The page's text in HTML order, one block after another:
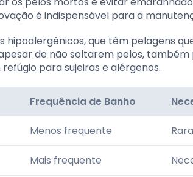
é indispensável para a
hipoalergênicos, que têm pelagens
de não soltarem pelos,
para sujeiras e alérgenos.
Frequência de Banho
Menos frequente
Mais frequente